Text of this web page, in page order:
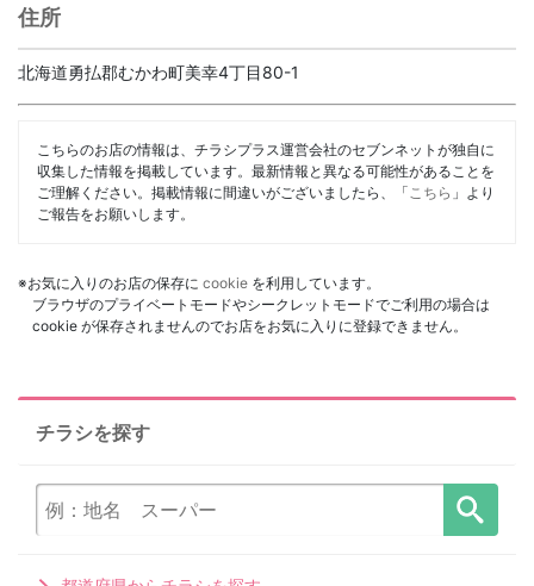
住所
北海道勇払郡むかわ町美幸4丁目80-1
こちらのお店の情報は、チラシプラス運営会社のセブンネットが独自に
収集した情報を掲載しています。最新情報と異なる可能性があることを
ご理解ください。掲載情報に間違いがございましたら、「 こちら 」より
ご報告をお願いします。
※お気に入りのお店の保存に cookie を利用しています。
ブラウザのプライベートモードやシークレットモードでご利用の場合は
cookie が保存されませんのでお店をお気に入りに登録できません。
チラシを探す